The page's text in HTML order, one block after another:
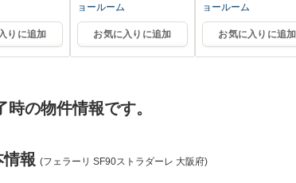
りに追加
ョールーム
お気に入りに追加
ョールーム
お気に入りに追加
時の物件情報です。
情報 (フェラーリ SF90ストラダーレ 大阪府)